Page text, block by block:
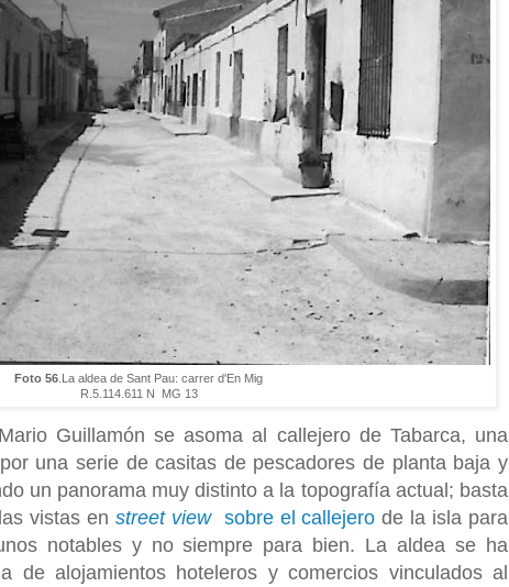
Foto 56 .La aldea de Sant Pau: carrer d'En Mig
R.5.114.611 N MG 13
Guillamón se asoma al callejero de Tabarca, una
una serie de casitas de pescadores de planta baja y
un panorama muy distinto a la topografía actual; basta
vistas en street viewsobre el callejero de la isla para
notables y no siempre para bien. La aldea se ha
de alojamientos hoteleros y comercios vinculados al